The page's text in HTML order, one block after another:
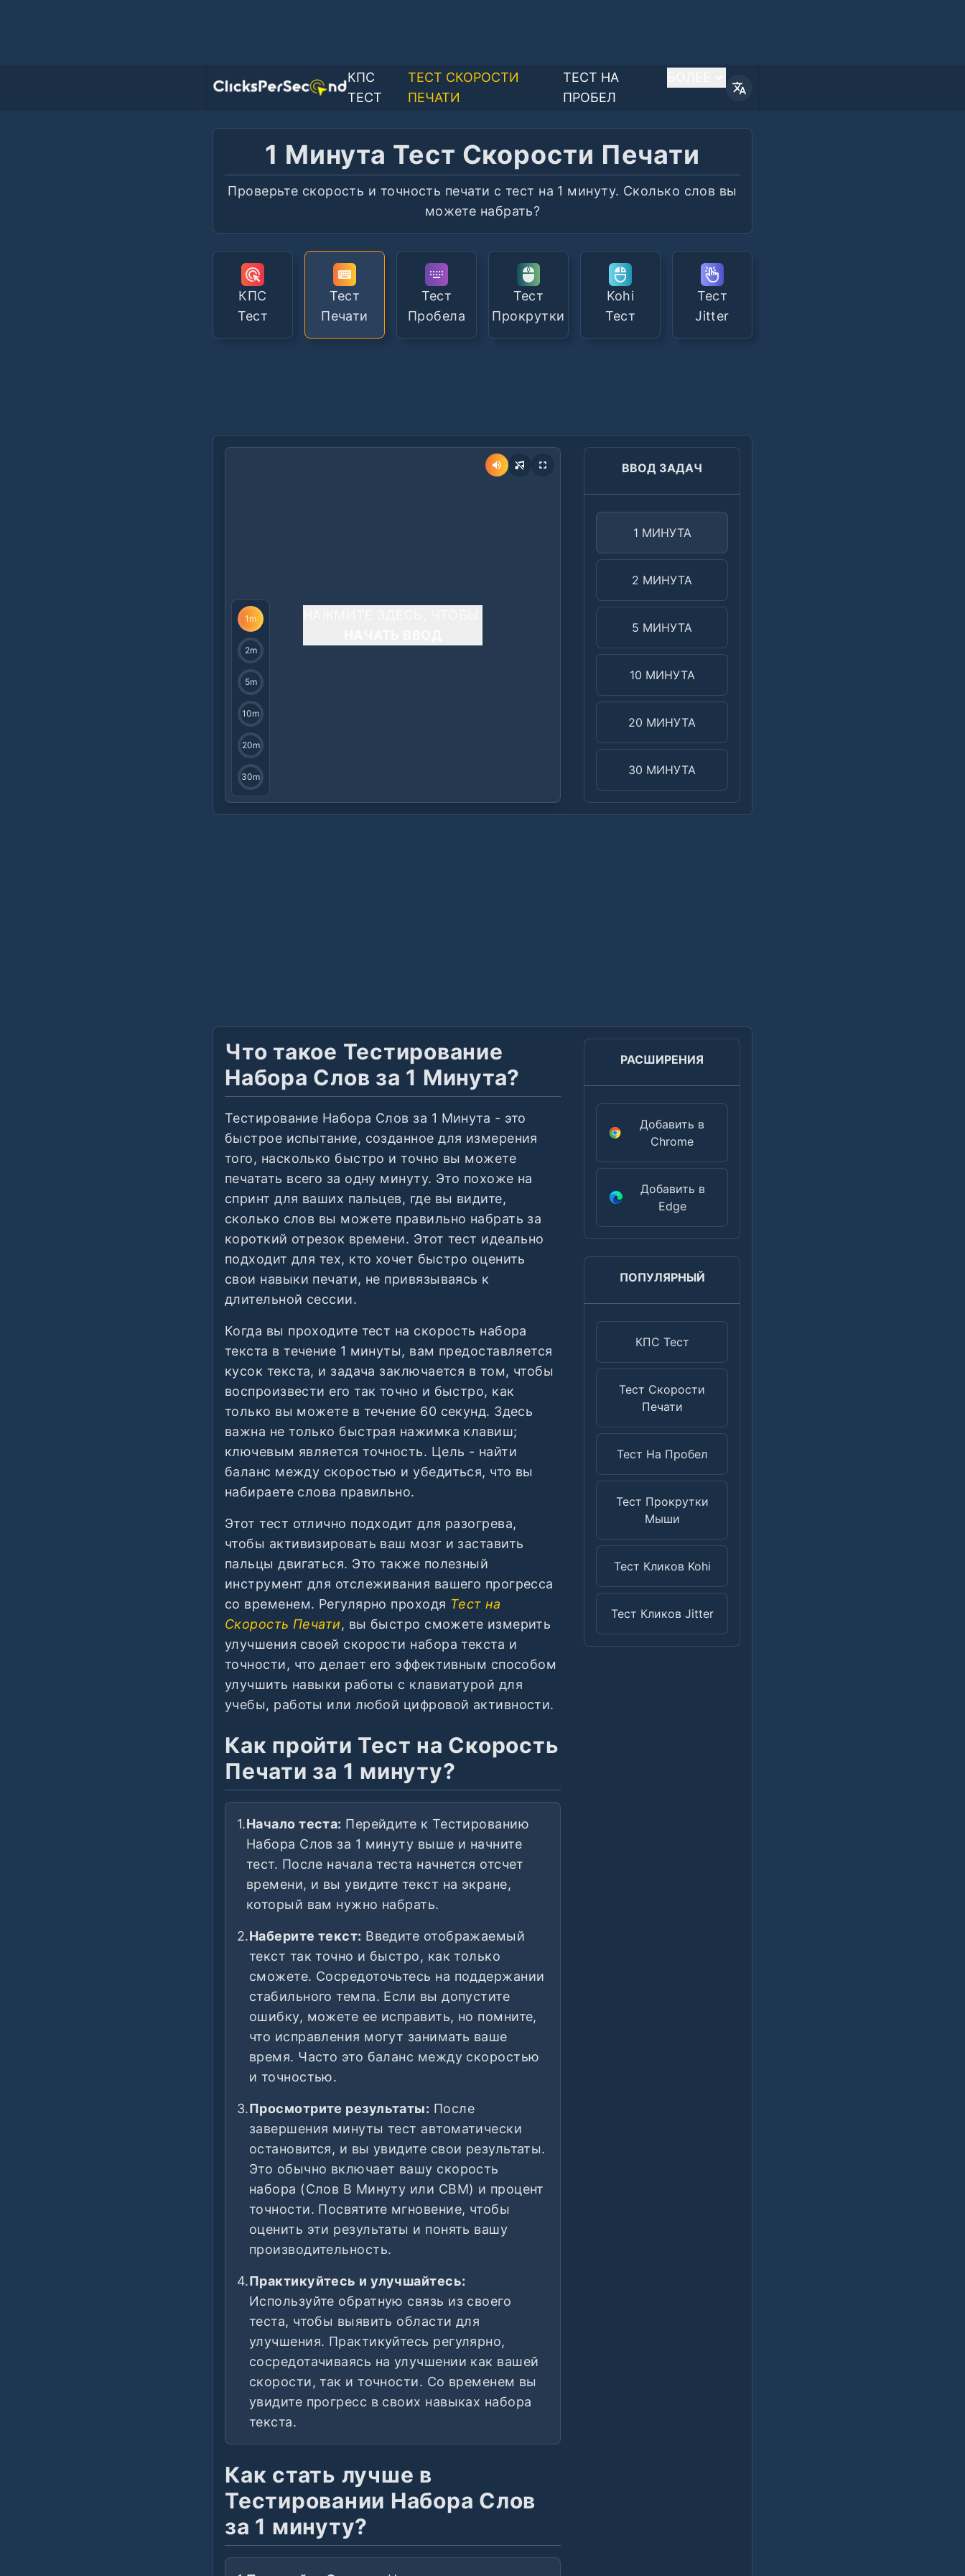
КПС
ТЕСТ
ТЕСТ СКОРОСТИ
ПЕЧАТИ
ТЕСТ НА
ПРОБЕЛ
1 Минута Тест Скорости Печати
Проверьте скорость и точность печати с тест на 1 минуту. Сколько слов вы
можете набрать?
КПС
Тест
Тест
Печати
Тест
Пробела
Тест
Прокрутки
Kohi
Тест
Тест
Jitter
1 m
2m
5m
10m
20m
30m
ВВОД ЗАДАЧ
1 МИНУТА
2 МИНУТА
5 МИНУТА
10 МИНУТА
20 МИНУТА
30 МИНУТА
Что такое Тестирование
Набора Слов за 1 Минута?
Тестирование Набора Слов за 1 Минута - это
быстрое испытание, созданное для измерения
того, насколько быстро и точно вы можете
печатать всего за одну минуту. Это похоже на
спринт для ваших пальцев, где вы видите,
сколько слов вы можете правильно набрать за
короткий отрезок времени. Этот тест идеально
подходит для тех, кто хочет быстро оценить
свои навыки печати, не привязываясь к
длительной сессии.
Когда вы проходите тест на скорость набора
текста в течение 1 минуты, вам предоставляется
кусок текста, и задача заключается в том, чтобы
воспроизвести его так точно и быстро, как
только вы можете в течение 60 секунд. Здесь
важна не только быстрая нажимка клавиш;
ключевым является точность. Цель - найти
баланс между скоростью и убедиться, что вы
набираете слова правильно.
Этот тест отлично подходит для разогрева,
чтобы активизировать ваш мозг и заставить
пальцы двигаться. Это также полезный
инструмент для отслеживания вашего прогресса
со временем. Регулярно проходя Тест на
Скорость Печати, вы быстро сможете измерить
улучшения своей скорости набора текста и
точности, что делает его эффективным способом
улучшить навыки работы с клавиатурой для
учебы, работы или любой цифровой активности.
Как пройти Тест на Скорость
Печати за 1 минуту?
1.Начало теста: Перейдите к Тестированию
Набора Слов за 1 минуту выше и начните
тест. После начала теста начнется отсчет
времени, и вы увидите текст на экране,
который вам нужно набрать.
2.Наберите текст: Введите отображаемый
текст так точно и быстро, как только
сможете. Сосредоточьтесь на поддержании
стабильного темпа. Если вы допустите
ошибку, можете ее исправить, но помните,
что исправления могут занимать ваше
время. Часто это баланс между скоростью
и точностью.
3.Просмотрите результаты: После
завершения минуты тест автоматически
остановится, и вы увидите свои результаты.
Это обычно включает вашу скорость
набора (Слов В Минуту или СBМ) и процент
точности. Посвятите мгновение, чтобы
оценить эти результаты и понять вашу
производительность.
4.Практикуйтесь и улучшайтесь:
Используйте обратную связь из своего
теста, чтобы выявить области для
улучшения. Практикуйтесь регулярно,
сосредотачиваясь на улучшении как вашей
скорости, так и точности. Со временем вы
увидите прогресс в своих навыках набора
текста.
Как стать лучше в
Тестировании Набора Слов
за 1 минуту?
РАСШИРЕНИЯ
Добавить в
Chrome
Добавить в
Edge
ПОПУЛЯРНЫЙ
КПС Тест
Тест Скорости
Печати
Тест На Пробел
Тест Прокрутки
Мыши
Тест Кликов Kohi
Тест Кликов Jitter